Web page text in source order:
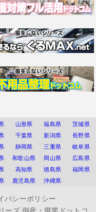
山形県 福島県
茨城県
千葉県 新潟県
長野県
静岡県 三重県
岐阜県
和歌山県 岡山県
広島県
高知県 徳島県
福岡県
鹿児島県 沖縄県
バシーポリシー
ーズ 倒産・廃業ドットコ